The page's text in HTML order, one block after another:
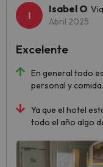
Isabel O
Abril 2025
En general todo
personal y comida.
Ya que el hotel
todo el año algo
Excelente